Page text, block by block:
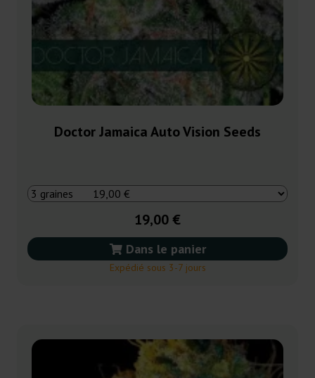
Doctor Jamaica Auto Vision Seeds
19,00 €
Dans le panier
Expédié sous 3-7 jours